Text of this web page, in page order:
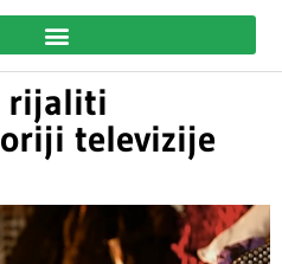
rijaliti
televizije